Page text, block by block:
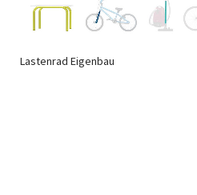
Lastenrad Eigenbau